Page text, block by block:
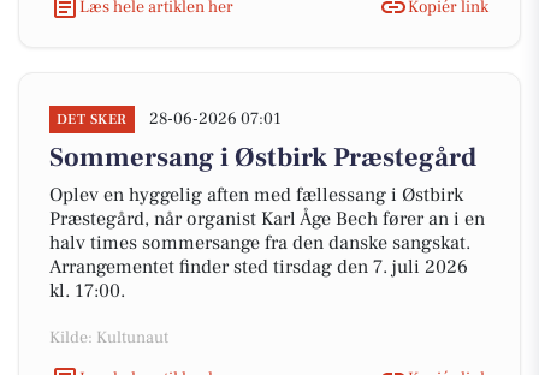
Læs hele artiklen her
Kopiér link
DET SKER 28-06-2026 07:01
Sommersang i Østbirk Præstegård
Oplev en hyggelig aften med fællessang i Østbirk
Præstegård, når organist Karl Åge Bech fører an i en
halv times sommersange fra den danske sangskat.
Arrangementet finder sted tirsdag den 7. juli 2026
kl. 17:00.
Kilde: Kultunaut